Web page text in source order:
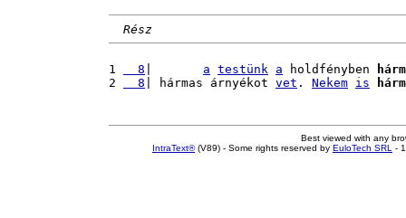
Rész
1
  8
a testünk a holdfényben
2
  8
| hármas árnyékot vet . Nekem is
Best viewed with any
IntraText®(V89) - Some rights reserved by EuloTech SRL -